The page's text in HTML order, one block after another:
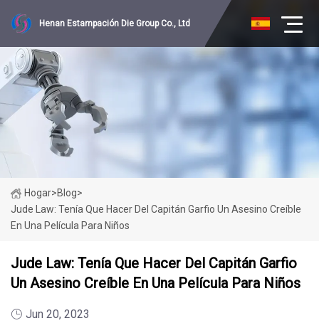
Henan Estampación Die Group Co., Ltd
Hogar>Blog>
Jude Law: Tenía Que Hacer Del Capitán Garfio Un Asesino Creíble
En Una Película Para Niños
Jude Law: Tenía Que Hacer Del Capitán Garfio
Un Asesino Creíble En Una Película Para Niños
Jun 20, 2023